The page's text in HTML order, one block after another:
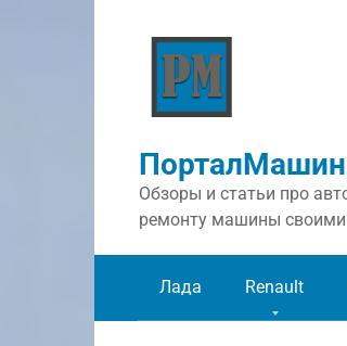
Обзоры и статьи про
ремонту машины
Лада Renault